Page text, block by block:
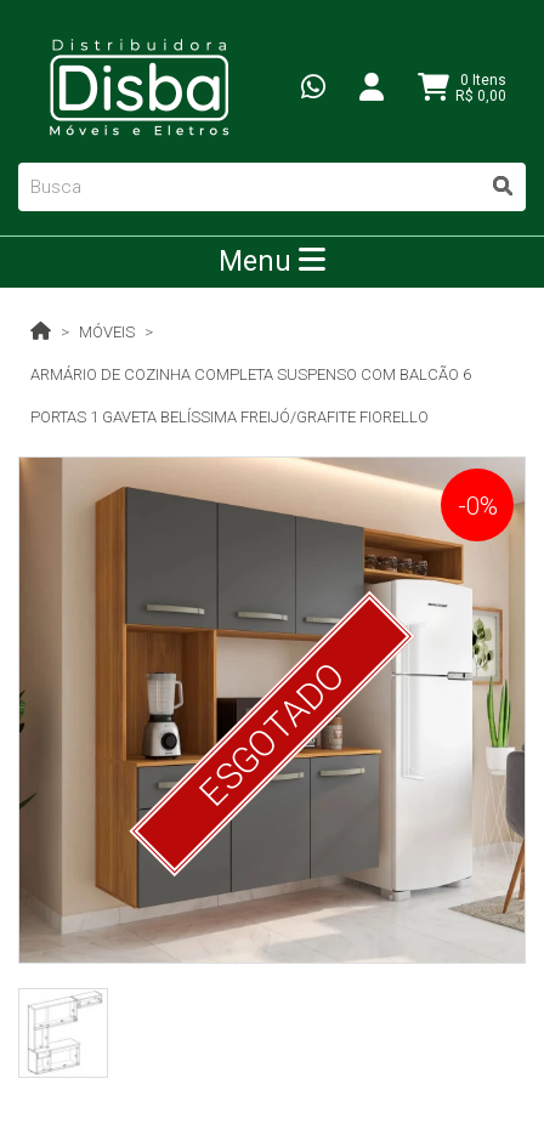
0 Itens
R$ 0,00
Menu
MÓVEIS
ARMÁRIO DE COZINHA COMPLETA SUSPENSO COM BALCÃO 6
PORTAS 1 GAVETA BELÍSSIMA FREIJÓ/GRAFITE FIORELLO
ESGOTADO
-0%